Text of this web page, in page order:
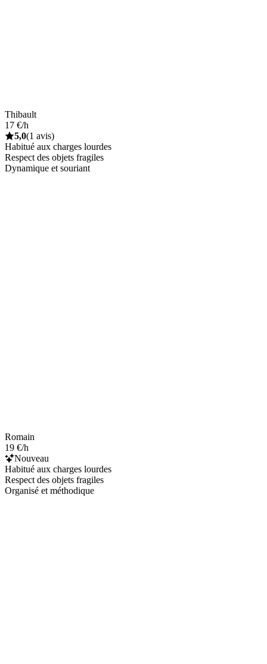
Thibault
17 €/h
5,0(1 avis)
Habitué aux charges lourdes
Respect des objets fragiles
Dynamique et souriant
Romain
19 €/h
Nouveau
Habitué aux charges lourdes
Respect des objets fragiles
Organisé et méthodique